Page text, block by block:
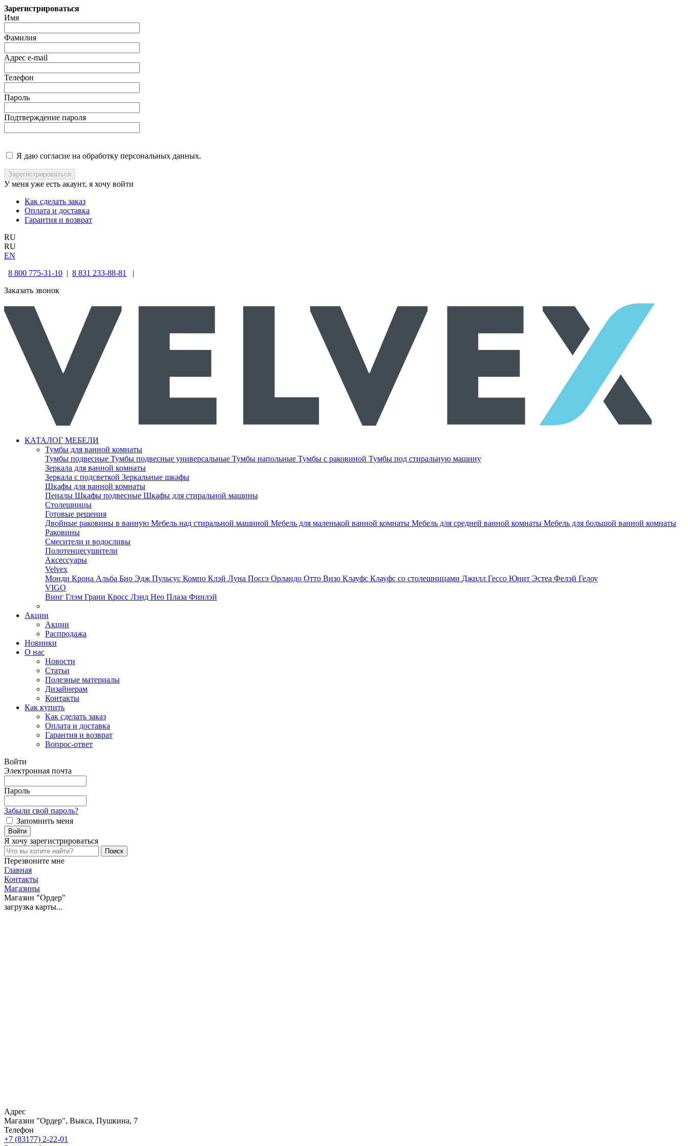
Зарегистрироваться
Имя
Фамилия
Адрес e-mail
Телефон
Пароль
Подтверждение пароля
Я даю согласие на обработку персональных данных.
У меня уже есть акаунт, я хочу войти
Как сделать заказ
Оплата и доставка
Гарантия и возврат
RU
RU
EN
8 800 775-31-10 | 8 831 233-88-81
|
Заказать звонок
КАТАЛОГ МЕБЕЛИ
Тумбы для ванной комнаты
Тумбы подвесные Тумбы подвесные универсальные Тумбы напольные Тумбы с раковиной Тумбы под стиральную машину
Зеркала для ванной комнаты
Зеркала с подсветкой Зеркальные шкафы
Шкафы для ванной комнаты
Пеналы Шкафы подвесные Шкафы для стиральной машины
Столешницы
Готовые решения
Двойные раковины в ванную Мебель над стиральной машиной Мебель для маленькой ванной комнаты Мебель для средней ванной комнаты Мебель для большой ванной комнаты
Раковины
Смесители и водосливы
Полотенцесушители
Аксессуары
Velvex
Монди Крона Альба Био Эдж Пульсус Компо Клэй Луна Поссэ Орландо Отто Визо Клауфс Клауфс со столешницами Джилл Гессо Юнит Эстеа Фелэй Гелоу
VIGO
Винг Глэм Грани Кросс Лэнд Нео Плаза Финлэй
Акции
Акции
Распродажа
Новинки
О нас
Новости
Статьи
Полезные материалы
Дизайнерам
Контакты
Как купить
Как сделать заказ
Оплата и доставка
Гарантия и возврат
Вопрос-ответ
Войти
Электронная почта
Пароль
Забыли свой пароль?
Запомнить меня
Я хочу зарегистрироваться
Перезвоните мне
Главная
Контакты
Магазины
Магазин "Ордер"
загрузка карты...
Адрес
Магазин "Ордер", Выкса, Пушкина, 7
Телефон
+7 (83177) 2-22-01